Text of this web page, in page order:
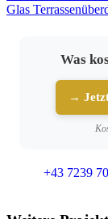
Glas
Was
→
+43 7239